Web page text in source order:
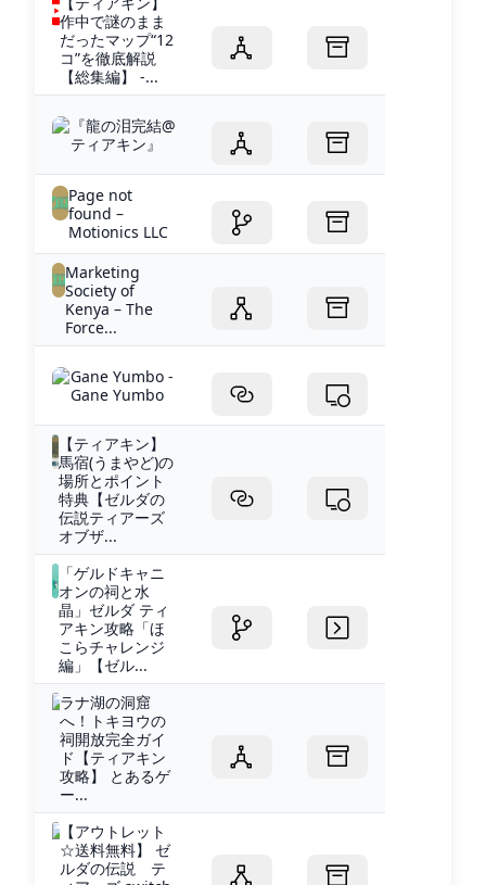
作中で謎のまま
だったマップ“12
コ”を徹底解説
【総集編】 -...
『龍の泪完結@
ティアキン』
Page not
found –
Motionics LLC
Marketing
Society of
Kenya – The
Force...
Gane Yumbo -
Gane Yumbo
【ティアキン】
馬宿(うまやど)の
場所とポイント
特典【ゼルダの
伝説ティアーズ
オブザ...
「ゲルドキャニ
オンの祠と水
晶」ゼルダ ティ
アキン攻略「ほ
こらチャレンジ
編」【ゼル...
ラナ湖の洞窟
へ！トキヨウの
祠開放完全ガイ
ド【ティアキン
攻略】 とあるゲ
ー...
【アウトレット
☆送料無料】 ゼ
ルダの伝説 テ